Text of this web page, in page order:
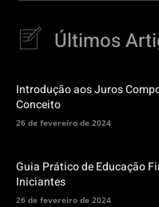
Últimos
Introdução aos Juros
Conceito
26 de fevereiro de 2024
Guia Prático de Educação
Iniciantes
26 de fevereiro de 2024